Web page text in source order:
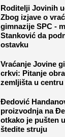
Roditelji Jovinih
Zbog izjave o
gimnazije SPC -
Stanković da
ostavku
Vraćanje Jovine
crkvi: Pitanje
zemljišta u centru
Đedović
proizvodnja na
otkako je pušten
štedite struju